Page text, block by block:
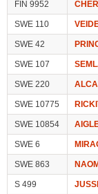
FIN 9952
SWE 110
SWE 42
SWE 107
SWE 220
SWE 10775
SWE 10854
SWE 6
SWE 863 NAOMI
S 499 JUSSI